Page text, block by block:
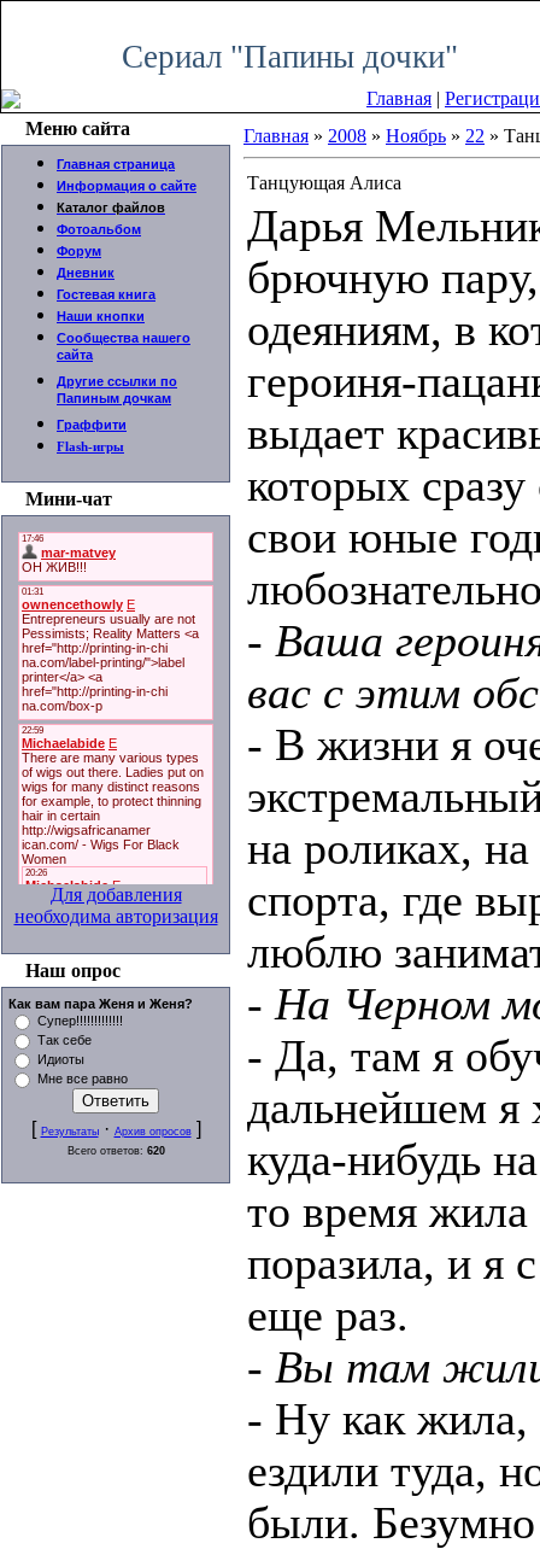
Сериал "Папины дочки"
Главная |
Меню сайта
Главная страница
Информация о сайте
Каталог файлов
Фотоальбом
Форум
Дневник
Гостевая книга
Наши кнопки
Сообщества нашего
сайта
Другие ссылки по
Папиным дочкам
Граффити
Flash-игры
Мини-чат
Для добавления
необходима авторизация
Наш опрос
Как вам пара Женя и Женя?
Супер!!!!!!!!!!!!!
Так себе
Идиоты
Мне все равно
[ Результаты· Архив опросов]
Всего ответов: 620
Главная » 2008 » Ноябрь » 22 »
Танцующая Алиса
Дарья
брючную
одеяниям, в
героиня-
выдает
которых
свои юные
- Ваша
вас с этим
- В жизни я
на роликах,
спорта, где
люблю
- На Черном
- Да, там я
дальнейшем я
куда-нибудь
то время жила
поразила, и я
еще раз.
- Вы там
- Ну как жила,
ездили туда,
были.